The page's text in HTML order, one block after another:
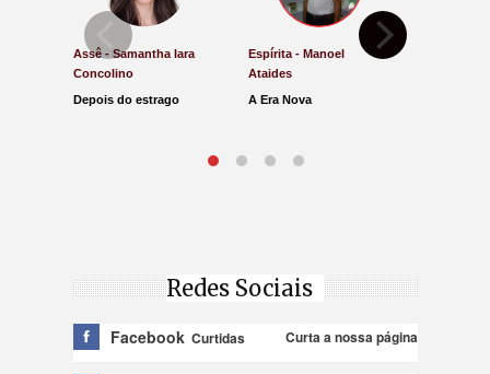
Assê - Samantha Iara
Concolino
Depois do estrago
Espírita - Manoel
Ataides
A Era Nova
Redes Sociais
Facebook Curtidas Curta a nossa página